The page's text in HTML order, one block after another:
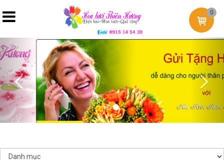
0
Previous